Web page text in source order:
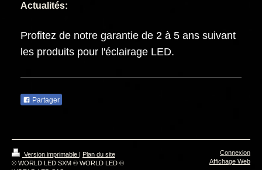
Actualités:
Profitez de notre garantie de 2 à 5 ans suivant
les produits pour l'éclairage LED.
Partager
Version imprimable | Plan du site
© WORLD LED SXM © WORLD LED ©
Connexion
Affichage Web